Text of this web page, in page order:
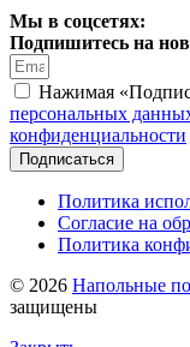
Мы в соцсетях:
Подпишитесь на
Нажимая
персональных
конфиденциальности
Подписаться
Политика
Согласие на
Политика
© 2026 Напольные
защищены